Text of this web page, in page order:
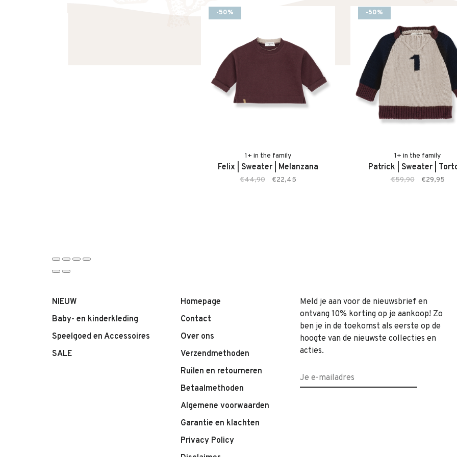
• Geschikt voor baby’s en jonge kinderen
-50%
1+ in the family
Felix | Sweater | Melanzana
€44,90 €22,45
-50%
1+ in the family
Patrick | Sweater |
€59,90 €29,95
NIEUW
Baby- en kinderkleding
Speelgoed en Accessoires
SALE
Homepage
Contact
Over ons
Verzendmethoden
Ruilen en retourneren
Betaalmethoden
Algemene voorwaarden
Garantie en klachten
Privacy Policy
Meld je aan voor de nieuwsbrief en
ontvang 10% korting op je aankoop! Zo
ben je in de toekomst als eerste op de
hoogte van de nieuwste collecties en
acties.